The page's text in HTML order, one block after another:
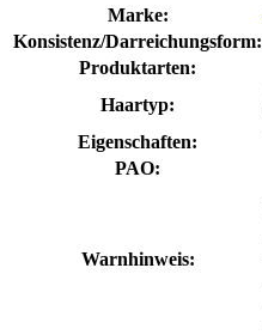
Marke:
Konsistenz/Darreichungsform:
Produktarten:
Haartyp:
Eigenschaften:
PAO:
Warnhinweis: